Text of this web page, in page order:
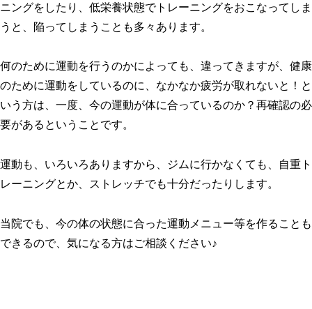
ニングをしたり、低栄養状態でトレーニングをおこなってしま
うと、陥ってしまうことも多々あります。
何のために運動を行うのかによっても、違ってきますが、健康
のために運動をしているのに、なかなか疲労が取れないと！と
いう方は、一度、今の運動が体に合っているのか？再確認の必
要があるということです。
運動も、いろいろありますから、ジムに行かなくても、自重ト
レーニングとか、ストレッチでも十分だったりします。
当院でも、今の体の状態に合った運動メニュー等を作ることも
できるので、気になる方はご相談ください♪